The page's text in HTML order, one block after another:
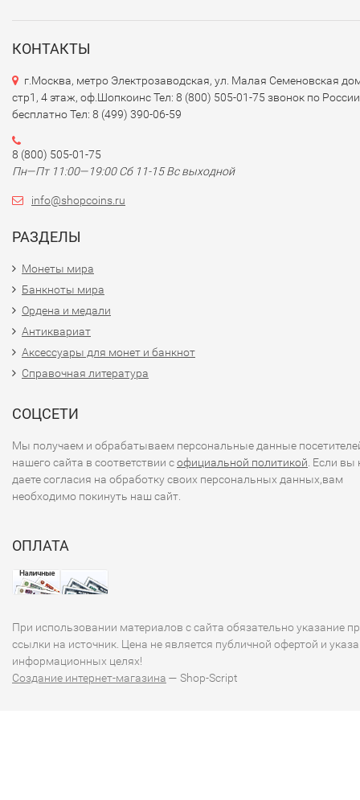
КОНТАКТЫ
г.Москва, метро Электрозаводская, ул. Малая Семеновская
стр1, 4 этаж, оф.Шопкоинс Тел: 8 (800) 505-01-75 звонок по России
бесплатно Тел: 8 (499) 390-06-59
8 (800) 505-01-75
Пн—Пт 11:00—19:00 Сб 11-15 Вс выходной
info@shopcoins.ru
РАЗДЕЛЫ
Монеты мира
Банкноты мира
Ордена и медали
Антиквариат
Аксессуары для монет и банкнот
Справочная литература
СОЦСЕТИ
Мы получаем и обрабатываем персональные данные
нашего сайта в соответствии софициальной политикой . Если вы
даете согласия на обработку своих персональных данных,вам
необходимо покинуть наш сайт.
ОПЛАТА
При использовании материалов с сайта обязательно указание
ссылки на источник. Цена не является публичной офертой и
информационных целях!
Создание интернет-магазина — Shop-Script